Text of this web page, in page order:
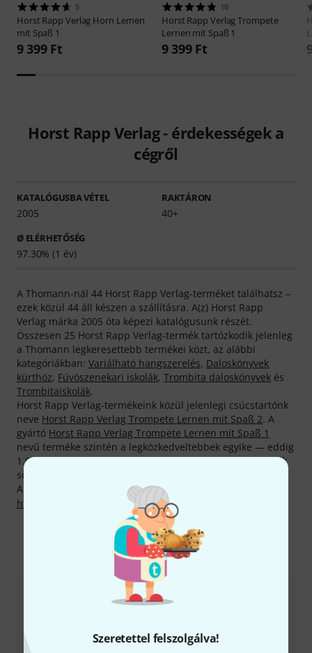
Szeretettel felszolgálva!
5
Horst Rapp Verlag Horn Lernen
mit Spaß 1
9 399 Ft
10
Horst Rapp VerlagTrompete
Lernen mit Spaß 1
9 399 Ft
Horst Rapp Verlag - érdekességek a
cégről
KATALÓGUSBA VÉTEL
2005
RAKTÁRON
40+
Ø ELÉRHETŐSÉG
97.30% (1 év)
A Thomann-nál 44 Horst Rapp Verlag-terméket találhatsz –
ezek közül 44 áll készen a szállításra. A(z) Horst Rapp
Verlag márka 2005 óta képezi katalógusunk részét.
Összesen 25 Horst Rapp Verlag-termék tartózkodik jelenleg
a Thomann legkeresettebb termékei közt, az alábbi
kategóriákban: Variálható hangszerelés, Daloskönyvek
kürthöz, Fúvószenekari iskolák, Trombita daloskönyvek és
Trombitaiskolák.
Horst Rapp Verlag-termékeink közül jelenlegi csúcstartónk
neve Horst Rapp Verlag Trompete Lernen mit Spaß 2. A
gyártó Horst Rapp Verlag Trompete Lernen mit Spaß 1
nevű terméke szintén a legközkedveltebbek egyike — eddig
1.000 alkalommal tették le mellette vásárlóink rendeléseik
során a voksukat.
A gyártóval kapcsolatban itt találsz bővebb tájékoztatást:
http://www.rapp-verlag.de
Így érhetsz el minket
Ügyfélszolgálat - Magyarország